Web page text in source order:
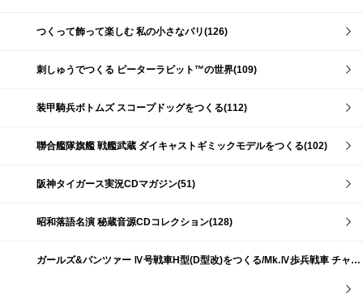
つくって飾って楽しむ 私の小さなパリ(126)
刺しゅうでつくる ピーターラビット™の世界(109)
装甲騎兵ボトムズ スコープドッグをつくる(112)
聯合艦隊旗艦 戦艦武蔵 ダイキャストギミックモデルをつくる(102)
阪神タイガース実況CDマガジン(51)
昭和落語名演 秘蔵音源CDコレクション(128)
ガールズ&パンツァー Ⅳ号戦車H型(D型改)をつくる/Mk.Ⅳ歩兵戦車 チャーチルMk.Ⅶをつくる(191)